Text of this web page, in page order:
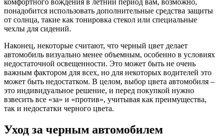
комфортного вождения в летний период вам, возможно,
понадобится использовать дополнительные средства защиты
от солнца, такие как тонировка стекол или специальные
чехлы для сидений.
Наконец, некоторые считают, что черный цвет делает
автомобиль визуально менее объемным, особенно в условиях
недостаточной освещенности. Это может быть не очень
важным фактором для всех, но для некоторых водителей это
может быть недостатком. В целом, выбор цвета автомобиля –
это индивидуальное решение, и перед покупкой нужно
взвесить все «за» и «против», учитывая как преимущества,
так и недостатки черного цвета.
Уход за черным автомобилем